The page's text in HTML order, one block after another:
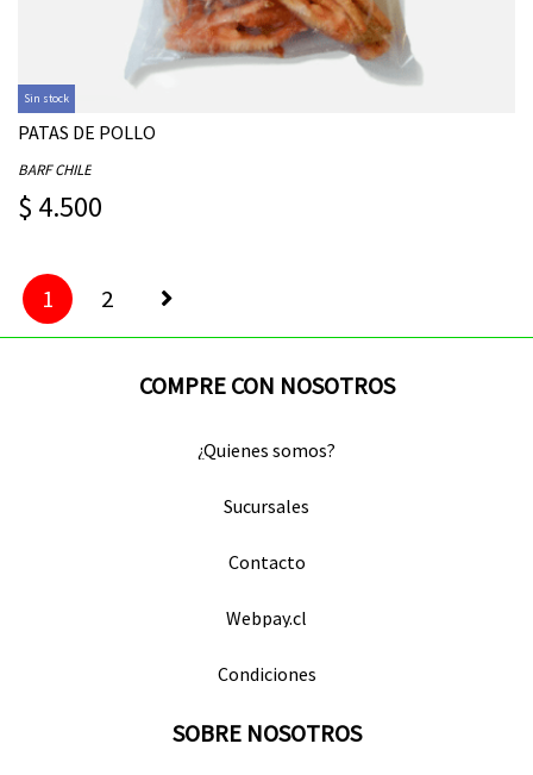
Sin stock
PATAS DE POLLO
BARF CHILE
$ 4.500
1 2
COMPRE CON NOSOTROS
¿Quienes somos?
Sucursales
Contacto
Webpay.cl
Condiciones
SOBRE NOSOTROS